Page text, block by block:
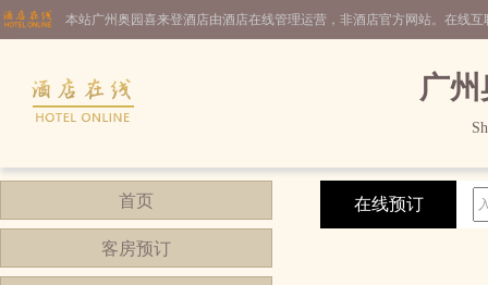
本站广州奥园喜来登酒店由酒店在线管理运营，非酒店官方网站。在线
广
首页
客房预订
在线预订